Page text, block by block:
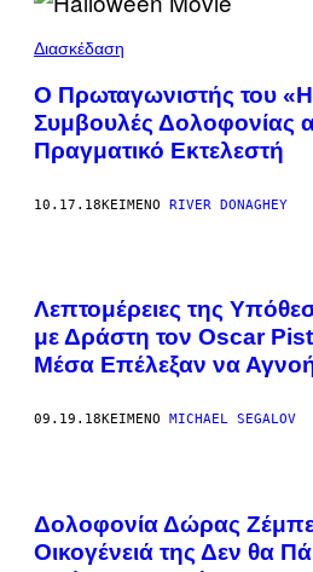
Διασκέδαση
O Πρωταγωνιστής του
Συμβουλές Δολοφονίας
Πραγματικό Εκτελεστή
10.17.18ΚΕΊΜΕΝΟ RIVER DONAGHEY
Λεπτομέρειες της
με Δράστη τον Oscar
Μέσα Επέλεξαν να
09.19.18ΚΕΊΜΕΝΟ MICHAEL SEGALOV
Δολοφονία Δώρας
Οικογένειά της Δεν θα